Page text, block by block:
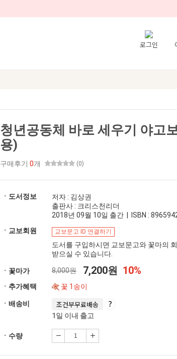
로그인
청년공동체 바로 세우기 야고
용)
구매후기 0개 (0)
ㆍ도서정보
저자 : 김상권
출판사 : 크리스천리더
2018년 09월 10일 출간 | ISBN :
ㆍ교보회원
교보문고 ID 연결하기
도서를 구입하시면 교보문고와 꽃마의
받으실 수 있습니다.
ㆍ꽃마가 8,000원 7,200원 10%
ㆍ추가혜택 꽃 1송이
ㆍ배송비 조건부무료배송
1일 이내 출고
ㆍ수량